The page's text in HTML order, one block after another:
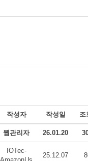
작성자 작성일 조
웹관리자 26.01.20
IOTec-
25.12.07